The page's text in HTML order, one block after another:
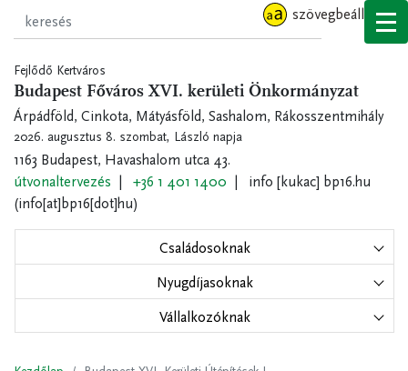
szövegbeállítások
Fejlődő Kertváros
Budapest Főváros XVI. kerületi Önkormányzat
Árpádföld, Cinkota, Mátyásföld, Sashalom, Rákosszentmihály
2026. augusztus 8. szombat, László napja
1163 Budapest, Havashalom utca 43.
útvonaltervezés
+36 1 401 1400 info [kukac] bp16.hu
(info[at]bp16[dot]hu)
Családosoknak
Nyugdíjasoknak
Vállalkozóknak